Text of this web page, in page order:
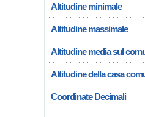
Altitudine minimale
Altitudine massimale
Altitudine media sul
Altitudine della casa
Coordinate Decimali